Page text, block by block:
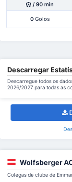
/ 90 min
0Golos
Descarregar
Descarregue todos os
2026/2027 para todas as
Wolfsberger
Colegas de clube de